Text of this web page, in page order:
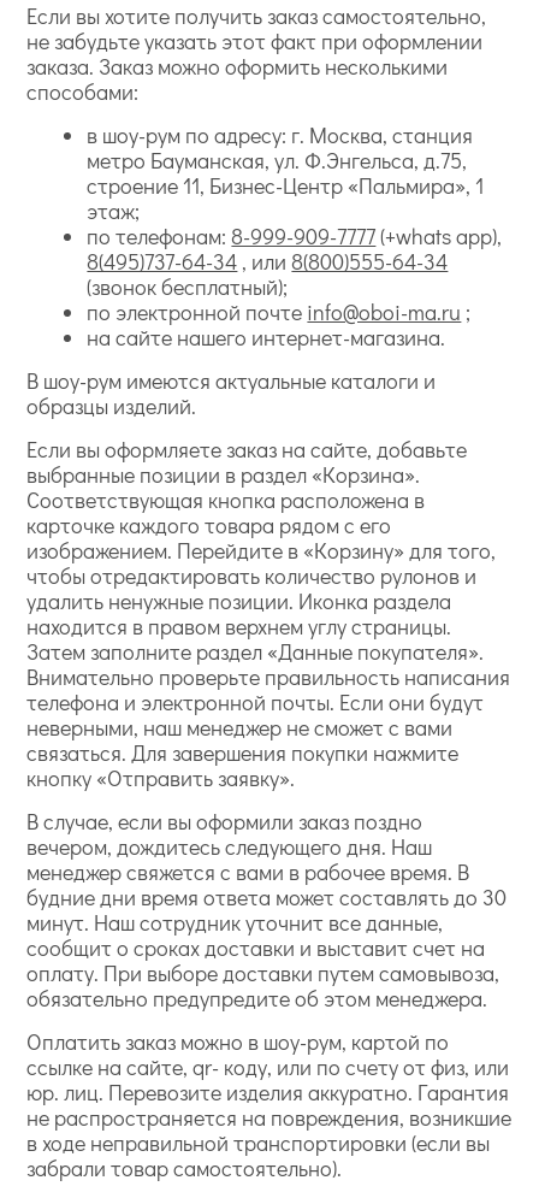
Если вы хотите получить заказ самостоятельно,
не забудьте указать этот факт при оформлении
заказа. Заказ можно оформить несколькими
способами:
в шоу-рум по адресу: г. Москва, станция
метро Бауманская, ул. Ф.Энгельса, д.75,
строение 11, Бизнес-Центр «Пальмира», 1
этаж;
по телефонам: 8-999-909-7777(+whats app),
8(495)737-64-34 , или 8(800)555-64-34
(звонок бесплатный);
по электронной почте info@oboi-ma.ru ;
на сайте нашего интернет-магазина.
В шоу-рум имеются актуальные каталоги и
образцы изделий.
Если вы оформляете заказ на сайте, добавьте
выбранные позиции в раздел «Корзина».
Соответствующая кнопка расположена в
карточке каждого товара рядом с его
изображением. Перейдите в «Корзину» для того,
чтобы отредактировать количество рулонов и
удалить ненужные позиции. Иконка раздела
находится в правом верхнем углу страницы.
Затем заполните раздел «Данные покупателя».
Внимательно проверьте правильность написания
телефона и электронной почты. Если они будут
неверными, наш менеджер не сможет с вами
связаться. Для завершения покупки нажмите
кнопку «Отправить заявку».
В случае, если вы оформили заказ поздно
вечером, дождитесь следующего дня. Наш
менеджер свяжется с вами в рабочее время. В
будние дни время ответа может составлять до 30
минут. Наш сотрудник уточнит все данные,
сообщит о сроках доставки и выставит счет на
оплату. При выборе доставки путем самовывоза,
обязательно предупредите об этом менеджера.
Оплатить заказ можно в шоу-рум, картой по
ссылке на сайте, qr- коду, или по счету от физ, или
юр. лиц. Перевозите изделия аккуратно. Гарантия
не распространяется на повреждения, возникшие
в ходе неправильной транспортировки (если вы
забрали товар самостоятельно).